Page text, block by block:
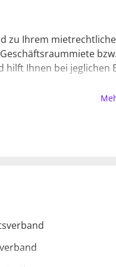
zu Ihrem
Ihnen bei jeglichen
aus verschiedenen
abgestützten Team von
gezogen werden.